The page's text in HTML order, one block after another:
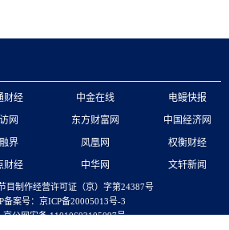
财经 中金在线
电鳗快报
网 东方财富网
中国经济网
界 凤凰网
权衡财经
财经 中华网 文轩新闻
目制作经营许可证（京）字第24387号
备案号：京ICP备20005013号-3
京公网安备 11010602105097号